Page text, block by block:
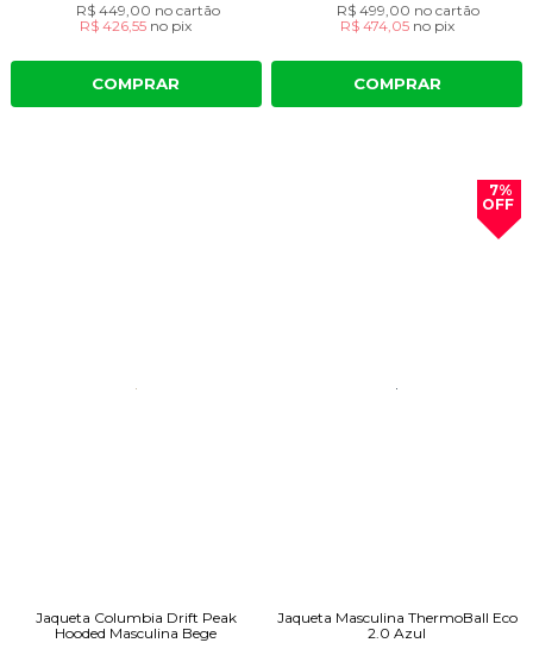
R$ 449,00 no cartão
R$ 426,55 no pix
COMPRAR
R$ 499,00 no cartão
R$ 474,05 no pix
COMPRAR
Jaqueta Columbia Drift Peak
Hooded Masculina Bege
7%
OFF
Jaqueta Masculina ThermoBall Eco
2.0 Azul